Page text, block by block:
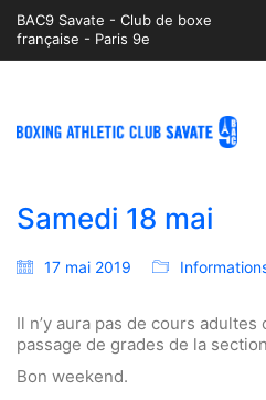
BAC9 Savate - Club de boxe
française - Paris 9e
Samedi 18 mai
17 mai 2019
Il n’y aura pas de cours
passage de grades de la
Bon weekend.